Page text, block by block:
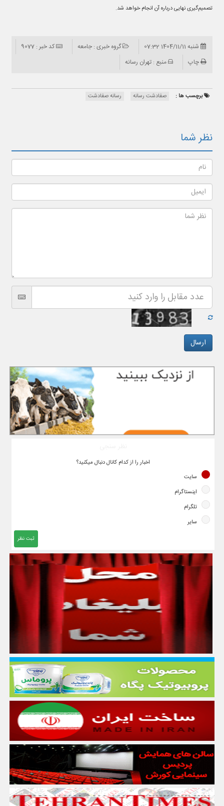
تصمیم‌گیری نهایی درباره آن انجام خواهد شد.
شنبه 1404/11/11 07:32 گروه خبری : جامعه
کد خبر : 9077
چاپ
منبع : تهران رسانه
برچسب ها : صفادشت رسانه رسانه صفادشت
نظر شما
اخبار را از کدام کانال دنبال میکنید؟
سایت
اینستاگرام
تلگرام
سایر
ثبت نظر